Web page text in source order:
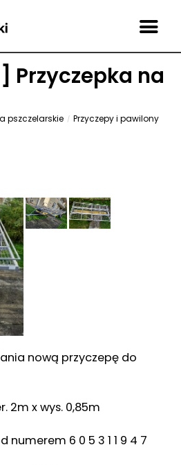
] Przyczepka na
pszczelarskie
Przyczepy i pawilony
nową przyczepę do
2m x wys. 0,85m
6 0 5 3 1 1 9 4 7